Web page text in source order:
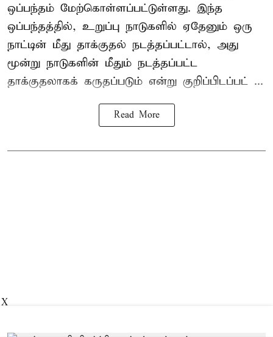
ஒப்பந்தம் மேற்கொள்ளப்பட்டுள்ளது. இந்த
ஒப்பந்தத்தில், உறுப்பு நாடுகளில் ஏதேனும் ஒரு
நாட்டின் மீது தாக்குதல் நடத்தப்பட்டால், அது
மூன்று நாடுகளின் மீதும் நடத்தப்பட்ட
தாக்குதலாகக் கருதப்படும் என்று குறிப்பிடப்பட் ...
Read More
X